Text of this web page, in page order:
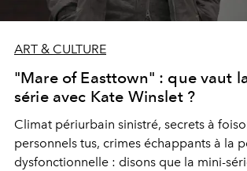
ART & CULTURE
"Mare of Easttown" : que vaut
série avec Kate Winslet ?
Climat périurbain sinistré, secrets à
personnels tus, crimes échappants à la
dysfonctionnelle : disons que la mini-